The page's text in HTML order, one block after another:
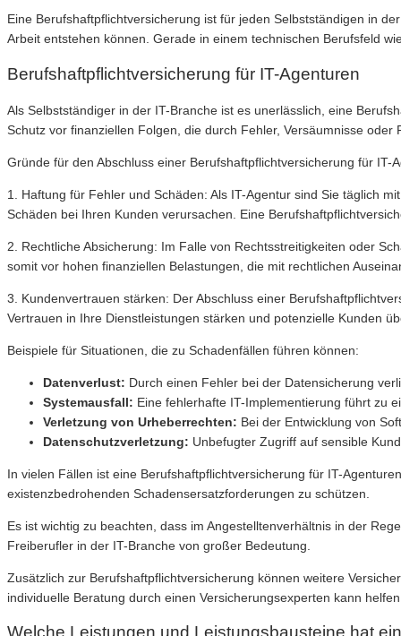
Eine Berufshaftpflichtversicherung ist für jeden Selbstständigen in
Arbeit entstehen können. Gerade in einem technischen Berufsfeld
Berufshaftpflichtversicherung für IT-Agenturen
Als Selbstständiger in der IT-Branche ist es unerlässlich, eine
Schutz vor finanziellen Folgen, die durch Fehler, Versäumnisse
Gründe für den Abschluss einer Berufshaftpflichtversicherung für IT-
1. Haftung für Fehler und Schäden: Als IT-Agentur sind Sie täglich
Schäden bei Ihren Kunden verursachen. Eine
2. Rechtliche Absicherung: Im Falle von Rechtsstreitigkeiten oder
somit vor hohen finanziellen Belastungen, die mit rechtlichen
3. Kundenvertrauen stärken: Der Abschluss einer
Vertrauen in Ihre Dienstleistungen stärken und potenzielle Kunden
Beispiele für Situationen, die zu Schadenfällen führen können:
Datenverlust: Durch einen Fehler bei der Datensicherung
Systemausfall: Eine fehlerhafte IT-Implementierung führt zu
Verletzung von Urheberrechten: Bei der Entwicklung von
Datenschutzverletzung: Unbefugter Zugriff auf sensible
In vielen Fällen ist eine Berufshaftpflichtversicherung für IT-
existenzbedrohenden Schadensersatzforderungen zu schützen.
Es ist wichtig zu beachten, dass im Angestelltenverhältnis in der
Freiberufler in der IT-Branche von großer Bedeutung.
Zusätzlich zur Berufshaftpflichtversicherung können weitere
individuelle Beratung durch einen Versicherungsexperten kann